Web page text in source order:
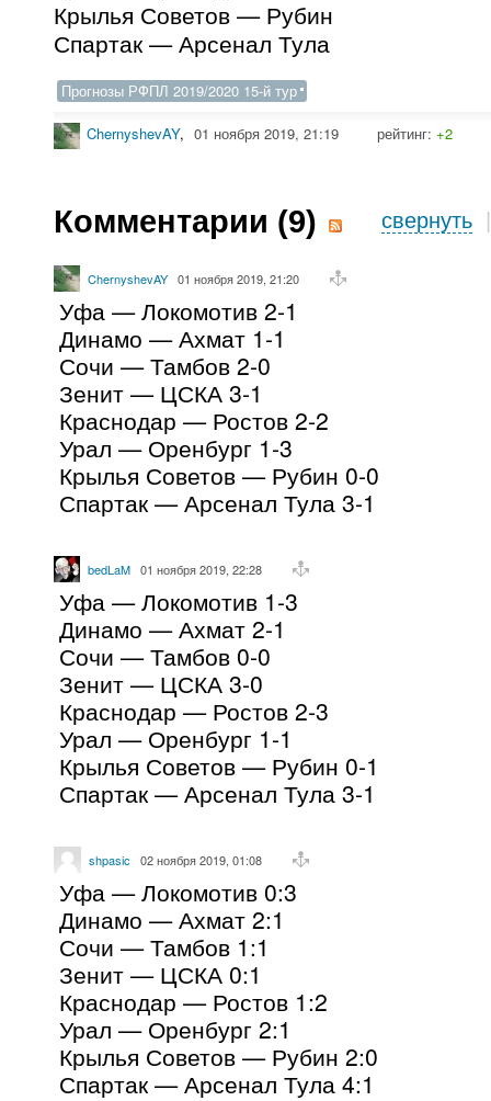
Крылья Советов — Рубин
Спартак — Арсенал Тула
Прогнозы РФПЛ 2019/2020 15-й тур
ChernyshevAY, 01 ноября 2019, 21:19 рейтинг: +2
Комментарии (9) свернуть
ChernyshevAY 01 ноября 2019, 21:20
Уфа — Локомотив 2-1
Динамо — Ахмат 1-1
Сочи — Тамбов 2-0
Зенит — ЦСКА 3-1
Краснодар — Ростов 2-2
Урал — Оренбург 1-3
Крылья Советов — Рубин 0-0
Спартак — Арсенал Тула 3-1
bedLaM 01 ноября 2019, 22:28
Уфа — Локомотив 1-3
Динамо — Ахмат 2-1
Сочи — Тамбов 0-0
Зенит — ЦСКА 3-0
Краснодар — Ростов 2-3
Урал — Оренбург 1-1
Крылья Советов — Рубин 0-1
Спартак — Арсенал Тула 3-1
shpasic 02 ноября 2019, 01:08
Уфа — Локомотив 0:3
Динамо — Ахмат 2:1
Сочи — Тамбов 1:1
Зенит — ЦСКА 0:1
Краснодар — Ростов 1:2
Урал — Оренбург 2:1
Крылья Советов — Рубин 2:0
Спартак — Арсенал Тула 4:1